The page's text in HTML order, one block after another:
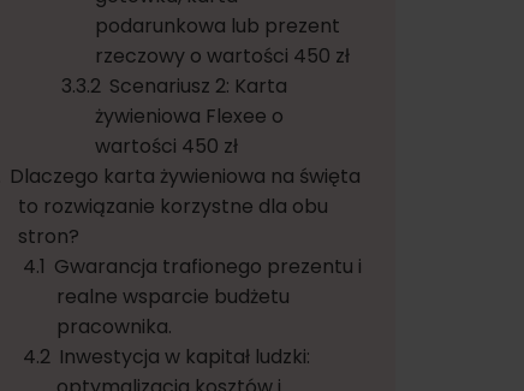
podarunkowa lub prezent
rzeczowy o wartości 450 zł
Scenariusz 2: Karta
żywieniowa Flexee o
wartości 450 zł
Dlaczego karta żywieniowa na święta
to rozwiązanie korzystne dla obu
stron?
Gwarancja trafionego prezentu i
realne wsparcie budżetu
pracownika.
Inwestycja w kapitał ludzki: